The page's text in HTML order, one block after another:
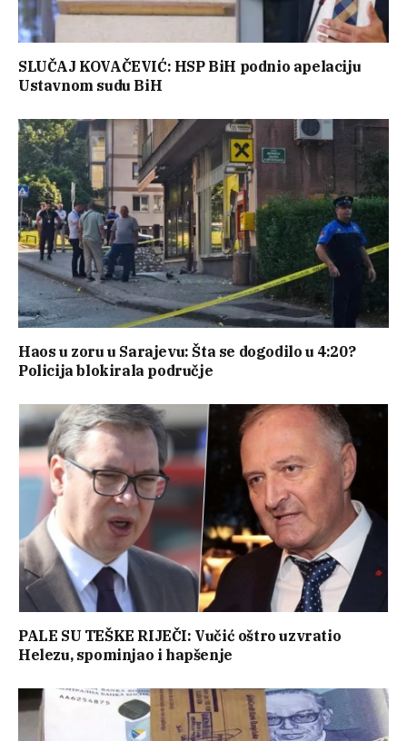
SLUČAJ KOVAČEVIĆ: HSP BiH podnio apelaciju
Ustavnom sudu BiH
Haos u zoru u Sarajevu: Šta se dogodilo u 4:20?
Policija blokirala područje
PALE SU TEŠKE RIJEČI: Vučić oštro uzvratio
Helezu, spominjao i hapšenje